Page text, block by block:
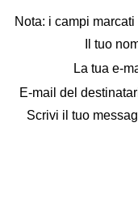
Nota: i campi marcati
Il tuo
La tua e-
E-mail del
Scrivi il tuo